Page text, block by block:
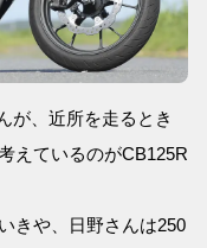
が、近所を走るとき
えているのがCB125R
きや、日野さんは250